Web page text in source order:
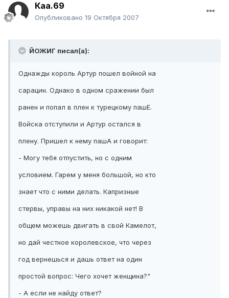
Каа.69
Опубликовано 19 Октября 2007
ЙОЖИГ писал(а):
Однажды король Артур пошел войной на
сарацин. Однако в одном сражении был
ранен и попал в плен к турецкому пашЕ.
Войска отступили и Артур остался в
плену. Пришел к нему пашА и говорит:
- Могу тебя отпустить, но с одним
условием. Гарем у меня большой, но кто
знает что с ними делать. Капризные
стервы, управы на них никакой нет! В
общем можешь двигать в свой Камелот,
но дай честное королевское, что через
год вернешься и дашь ответ на один
простой вопрос: Чего хочет женщина?"
- А если не найду ответ?